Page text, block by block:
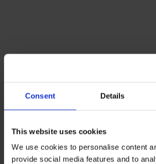
Consent Details
This website uses cookies
We use cookies to personalise content
provide social media features and to
Εγγραφείτε στο newsletter μας και